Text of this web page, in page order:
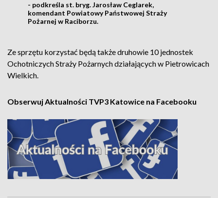
- podkreśla st. bryg. Jarosław Ceglarek,
komendant Powiatowy Państwowej Straży
Pożarnej w Raciborzu.
Ze sprzętu korzystać będą także druhowie 10 jednostek
Ochotniczych Straży Pożarnych działających w Pietrowicach
Wielkich.
Obserwuj Aktualności TVP3 Katowice na Facebooku